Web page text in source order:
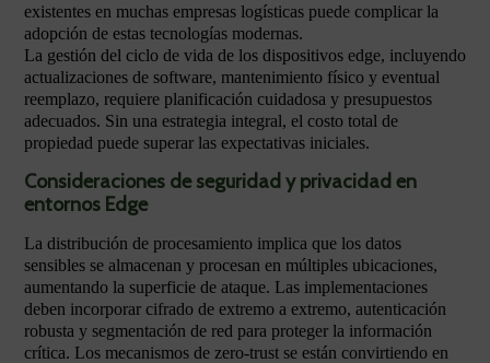
existentes en muchas empresas logísticas puede complicar la
adopción de estas tecnologías modernas.
La gestión del ciclo de vida de los dispositivos edge, incluyendo
actualizaciones de software, mantenimiento físico y eventual
reemplazo, requiere planificación cuidadosa y presupuestos
adecuados. Sin una estrategia integral, el costo total de
propiedad puede superar las expectativas iniciales.
Consideraciones de seguridad y privacidad en
entornos Edge
La distribución de procesamiento implica que los datos
sensibles se almacenan y procesan en múltiples ubicaciones,
aumentando la superficie de ataque. Las implementaciones
deben incorporar cifrado de extremo a extremo, autenticación
robusta y segmentación de red para proteger la información
crítica. Los mecanismos de zero-trust se están convirtiendo en